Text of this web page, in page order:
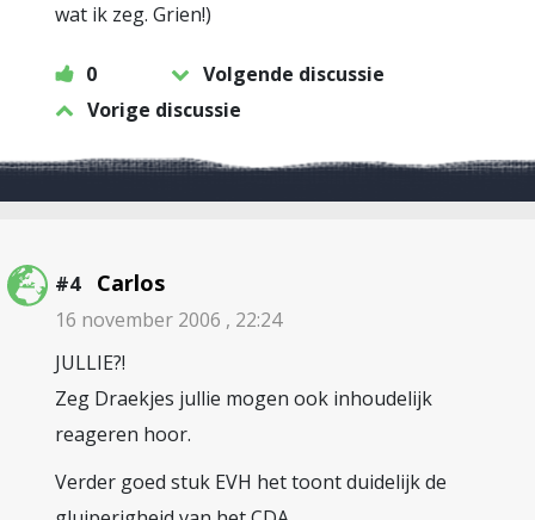
wat ik zeg. Grien!)
0
Volgende discussie
Vorige discussie
#4 Carlos
16 november 2006 , 22:24
JULLIE?!
Zeg Draekjes jullie mogen ook inhoudelijk
reageren hoor.
Verder goed stuk EVH het toont duidelijk de